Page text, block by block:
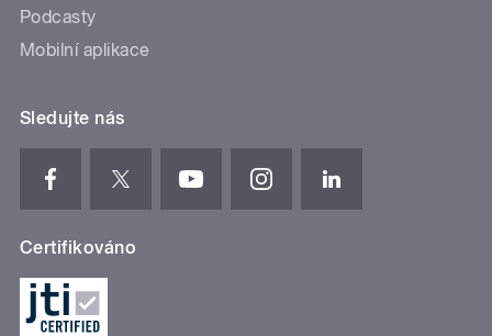
Podcasty
Mobilní aplikace
Sledujte nás
Certifikováno